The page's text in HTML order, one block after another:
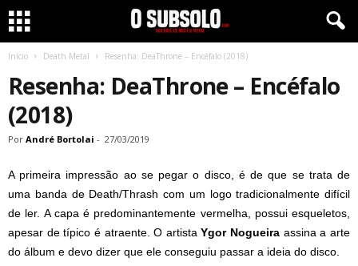
Início Death Metal Resenha: DeaThrone – Encéfalo (2018)
Resenha: DeaThrone – Encéfalo
(2018)
Por André Bortolai - 27/03/2019
A primeira impressão ao se pegar o disco, é de que se trata de
uma banda de Death/Thrash com um logo tradicionalmente difícil
de ler. A capa é predominantemente vermelha, possui esqueletos,
apesar de típico é atraente. O artistaYgor Nogueira assina a arte
do álbum e devo dizer que ele conseguiu passar a ideia do disco.